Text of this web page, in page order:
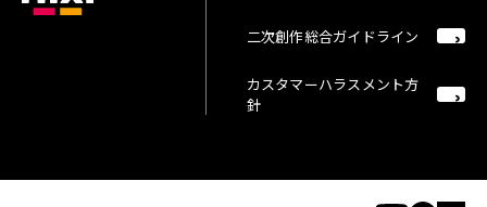
二次創作総合ガイドライン
カスタマーハラスメント方
針